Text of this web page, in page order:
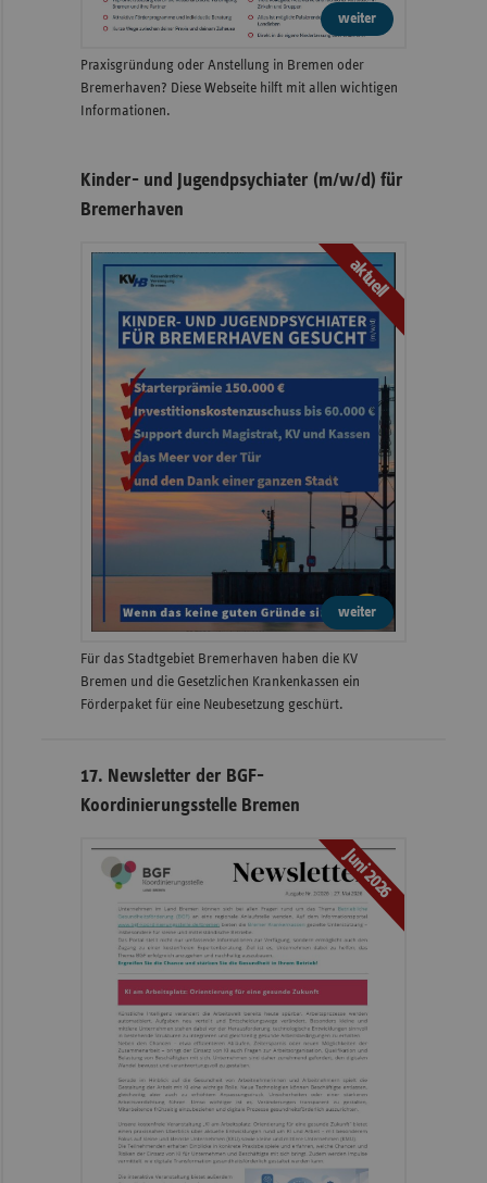
weiter
Praxisgründung oder Anstellung in Bremen oder
Bremerhaven? Diese Webseite hilft mit allen wichtigen
Informationen.
Kinder- und Jugendpsychiater (m/w/d) für
Bremerhaven
aktuell
weiter
Für das Stadtgebiet Bremerhaven haben die KV
Bremen und die Gesetzlichen Krankenkassen ein
Förderpaket für eine Neubesetzung geschürt.
17. Newsletter der BGF-
Koordinierungsstelle Bremen
Juni 2026